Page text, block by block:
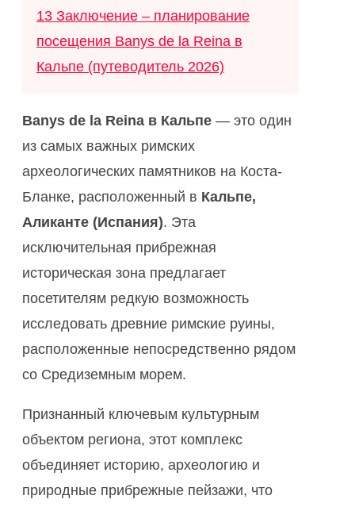
13 Заключение – планирование
посещения Banys de la Reina в
Кальпе (путеводитель 2026)
Banys de la Reina в Кальпе — это один
из самых важных римских
археологических памятников на Коста-
Бланке, расположенный в Кальпе,
Аликанте (Испания). Эта
исключительная прибрежная
историческая зона предлагает
посетителям редкую возможность
исследовать древние римские руины,
расположенные непосредственно рядом
со Средиземным морем.
Признанный ключевым культурным
объектом региона, этот комплекс
объединяет историю, археологию и
природные прибрежные пейзажи, что